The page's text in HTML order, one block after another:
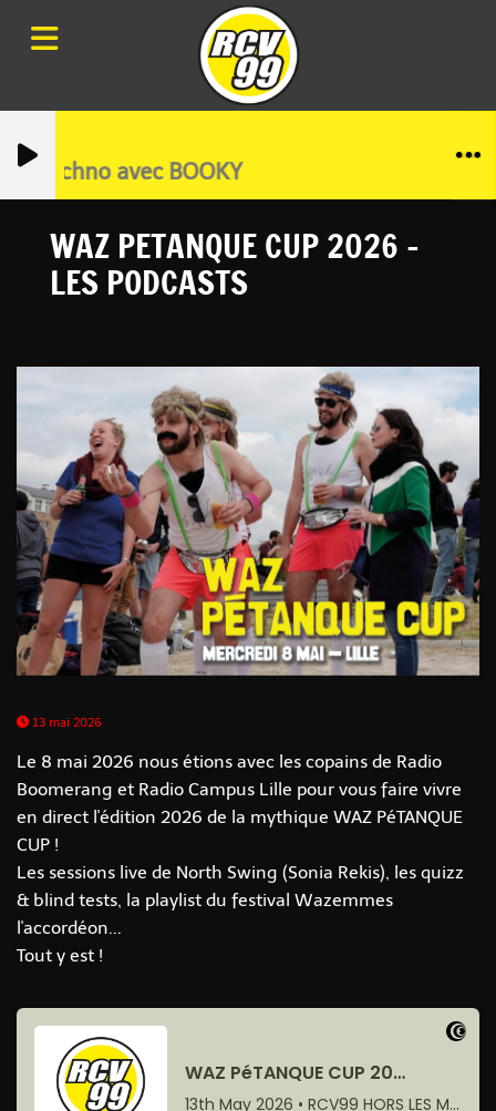
Techno avec BOOKY
WAZ PETANQUE CUP 2026 -
LES PODCASTS
13 mai 2026
Le 8 mai 2026 nous étions avec les copains de Radio
Boomerang et Radio Campus Lille pour vous faire vivre
en direct l'édition 2026 de la mythique WAZ PéTANQUE
CUP !
Les sessions live de North Swing (Sonia Rekis), les quizz
& blind tests, la playlist du festival Wazemmes
l'accordéon...
Tout y est !